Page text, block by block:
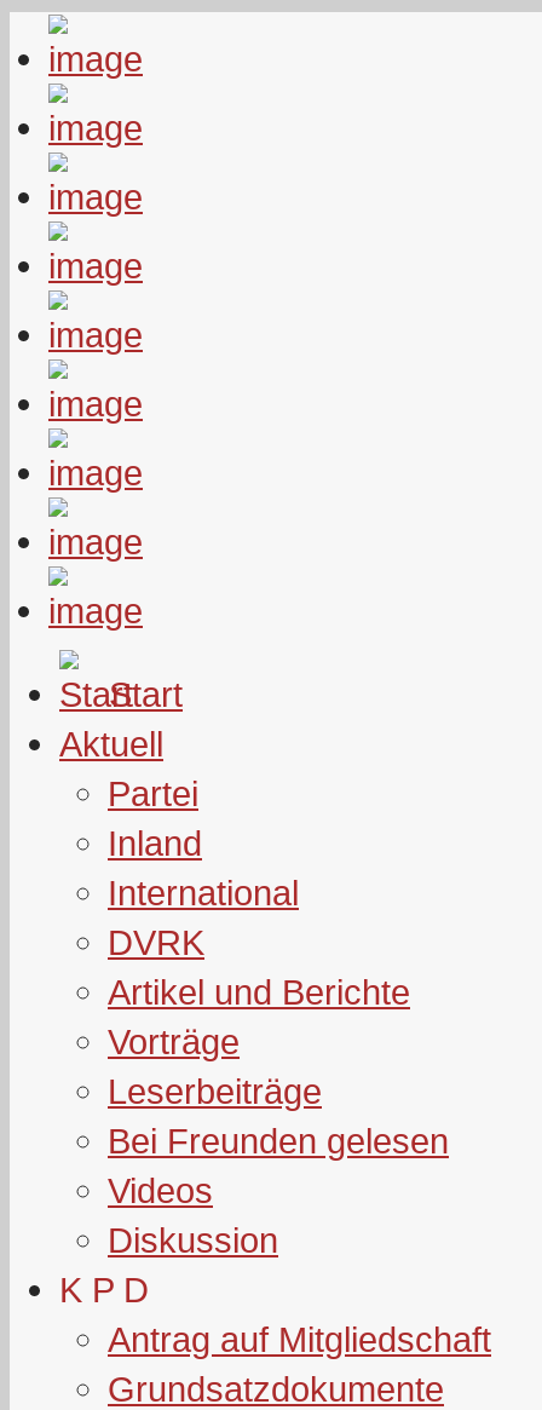
Start
Aktuell
Partei
Inland
International
DVRK
Artikel und Berichte
Vorträge
Leserbeiträge
Bei Freunden gelesen
Videos
Diskussion
K P D
Antrag auf Mitgliedschaft
Grundsatzdokumente